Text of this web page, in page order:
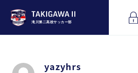
滝川第二高校サッカー部
yazyhrs